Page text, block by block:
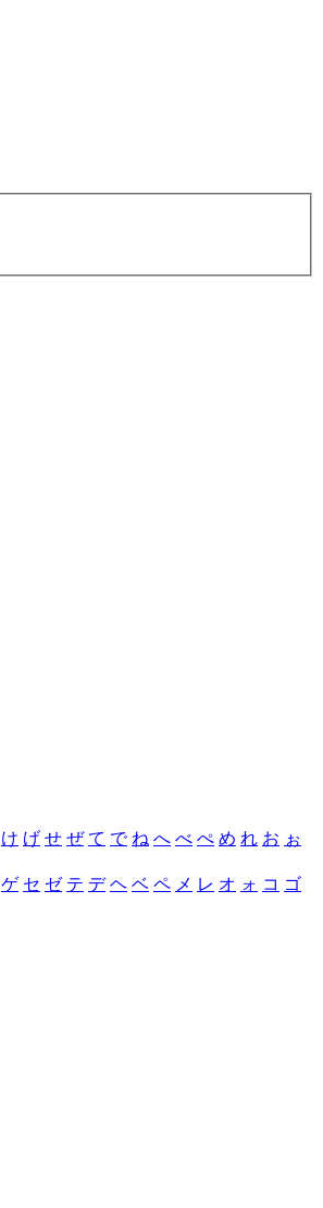
け げ せ ぜ て で ね へ べ ぺ め れ お ぉ
ゲ セ ゼ テ デ ヘ ベ ペ メ レ オ ォ コ ゴ